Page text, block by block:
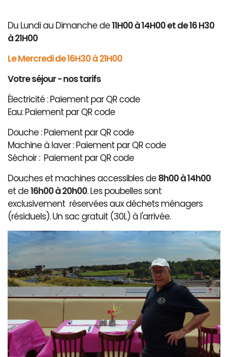
Du Lundi au Dimanche de11H00 à 14H00 et de 16 H30
à 21H00
Le Mercredi de 16H30 à 21H00
Votre séjour - nos tarifs
Électricité : Paiement par QR code
Eau: Paiement par QR code
Douche : Paiement par QR code
Machine à laver : Paiement par QR code
Séchoir : Paiement par QR code
Douches et machines accessibles de 8h00 à 14h00
et de16h00 à 20h00. Les poubelles sont
exclusivement réservées aux déchets ménagers
(résiduels). Un sac gratuit (30L) à l'arrivée.